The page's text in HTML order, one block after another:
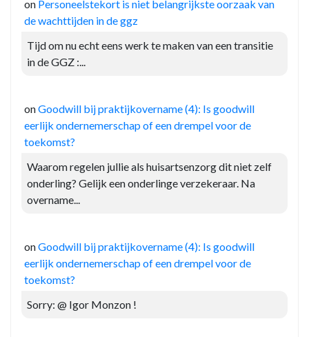
on Personeelstekort is niet belangrijkste oorzaak van
de wachttijden in de ggz
Tijd om nu echt eens werk te maken van een transitie
in de GGZ :...
onGoodwill bij praktijkovername (4): Is goodwill
eerlijk ondernemerschap of een drempel voor de
toekomst?
Waarom regelen jullie als huisartsenzorg dit niet zelf
onderling? Gelijk een onderlinge verzekeraar. Na
overname...
onGoodwill bij praktijkovername (4): Is goodwill
eerlijk ondernemerschap of een drempel voor de
toekomst?
Sorry: @ Igor Monzon !